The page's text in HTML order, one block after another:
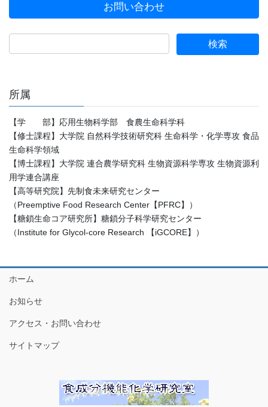
お問い合わせ
所属
【学 部】応用生物科学部 食農生命科学科
【修士課程】大学院 自然科学技術研究科 生命科学・化学専攻 食品
生命科学領域
【博士課程】大学院 連合農学研究科 生物資源科学専攻 生物資源利
用学連合講座
【高等研究院】先制食未来研究センター
（Preemptive Food Research Center【PFRC】）
【糖鎖生命コア研究所】糖鎖分子科学研究センター
（Institute for Glycol-core Research 【iGCORE】）
ホーム
お知らせ
アクセス・お問い合わせ
サイトマップ